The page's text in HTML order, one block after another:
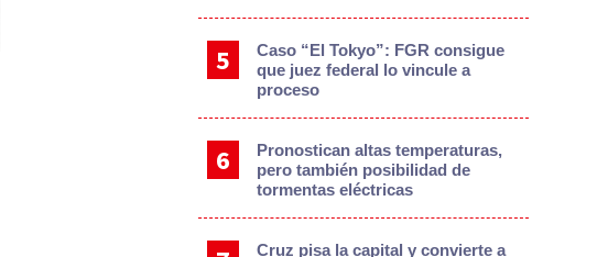
Caso “El Tokyo”: FGR consigue
que juez federal lo vincule a
proceso
Pronostican altas temperaturas,
pero también posibilidad de
tormentas eléctricas
Cruz pisa la capital y convierte a